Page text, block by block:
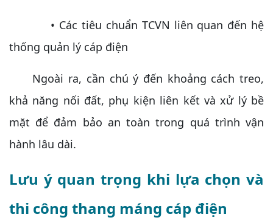
• Các tiêu chuẩn TCVN liên quan đến hệ
thống quản lý cáp điện
Ngoài ra, cần chú ý đến khoảng cách treo,
khả năng nối đất, phụ kiện liên kết và xử lý bề
mặt để đảm bảo an toàn trong quá trình vận
hành lâu dài.
Lưu ý quan trọng khi lựa chọn và
thi công thang máng cáp điện